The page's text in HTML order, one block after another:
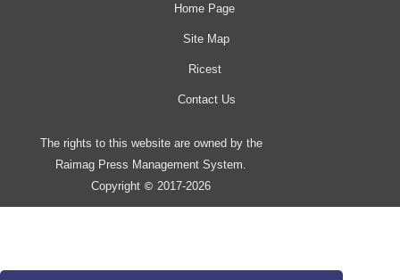
Home Page
Site Map
Ricest
Contact Us
The rights to this website are owned by the
Raimag Press Management System.
Copyright © 2017-2026